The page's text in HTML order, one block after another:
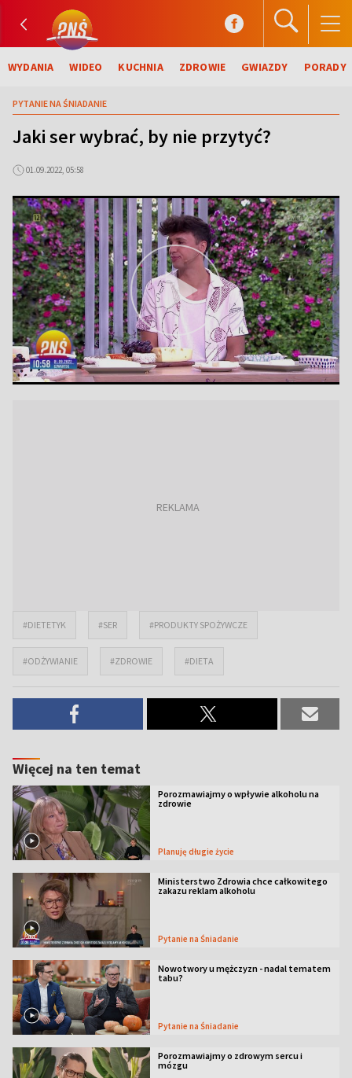
WYDANIA WIDEO KUCHNIA ZDROWIE GWIAZDY PORADY
PYTANIE NA ŚNIADANIE
Jaki ser wybrać, by nie przytyć?
01.09.2022, 05:58
#DIETETYK #SER #PRODUKTY SPOŻYWCZE
#ODŻYWIANIE #ZDROWIE #DIETA
Więcej na ten temat
Porozmawiajmy o wpływie alkoholu na
zdrowie
Planuję długie życie
Ministerstwo Zdrowia chce całkowitego
zakazu reklam alkoholu
Pytanie na Śniadanie
Nowotwory u mężczyzn - nadal tematem
tabu?
Pytanie na Śniadanie
Porozmawiajmy o zdrowym sercu i
mózgu